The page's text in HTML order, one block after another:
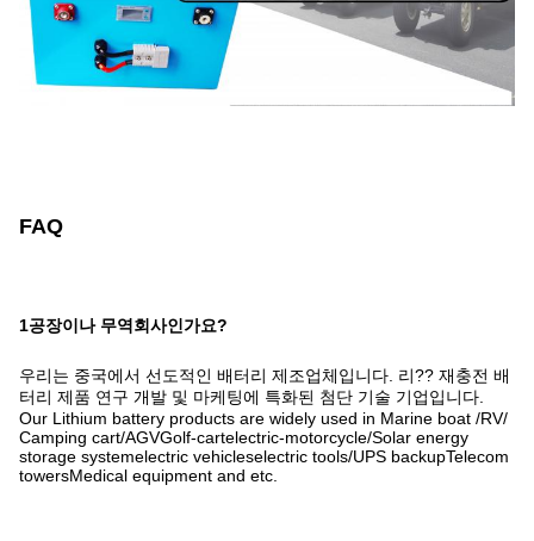
FAQ
1공장이나 무역회사인가요?
우리는 중국에서 선도적인 배터리 제조업체입니다. 리?? 재충전 배
터리 제품 연구 개발 및 마케팅에 특화된 첨단 기술 기업입니다.
Our Lithium battery products are widely used in Marine boat /RV/
Camping cart/AGVGolf-cartelectric-motorcycle/Solar energy
storage systemelectric vehicleselectric tools/UPS backupTelecom
towersMedical equipment and etc.